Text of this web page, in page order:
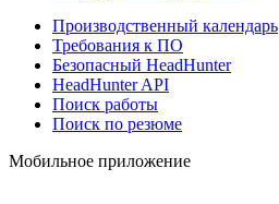
Производственный календарь
Требования к ПО
Безопасный HeadHunter
HeadHunter API
Поиск работы
Поиск по резюме
Мобильное приложение